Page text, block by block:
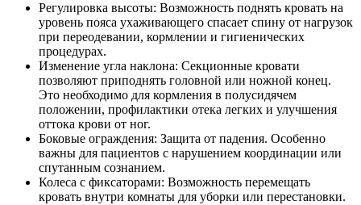
Регулировка высоты: Возможность поднять кровать на
уровень пояса ухаживающего спасает спину от нагрузок
при переодевании, кормлении и гигиенических
процедурах.
Изменение угла наклона: Секционные кровати
позволяют приподнять головной или ножной конец.
Это необходимо для кормления в полусидячем
положении, профилактики отека легких и улучшения
оттока крови от ног.
Боковые ограждения: Защита от падения. Особенно
важны для пациентов с нарушением координации или
спутанным сознанием.
Колеса с фиксаторами: Возможность перемещать
кровать внутри комнаты для уборки или перестановки.